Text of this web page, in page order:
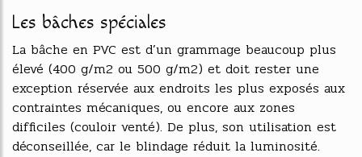
Les bâches spéciales
La bâche en PVC est d’un grammage beaucoup plus
élevé (400 g/m2 ou 500 g/m2) et doit rester une
exception réservée aux endroits les plus exposés aux
contraintes mécaniques, ou encore aux zones
difficiles (couloir venté). De plus, son utilisation est
déconseillée, car le blindage réduit la luminosité.